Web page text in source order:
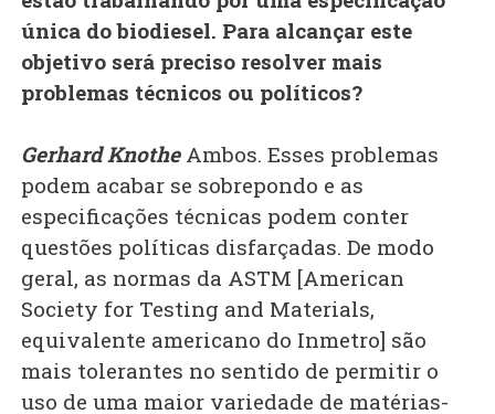
única do biodiesel. Para alcançar este
objetivo será preciso resolver mais
problemas técnicos ou políticos?
Gerhard KnotheAmbos. Esses problemas
podem acabar se sobrepondo e as
especificações técnicas podem conter
questões políticas disfarçadas. De modo
geral, as normas da ASTM [American
Society for Testing and Materials,
equivalente americano do Inmetro] são
mais tolerantes no sentido de permitir o
uso de uma maior variedade de matérias-